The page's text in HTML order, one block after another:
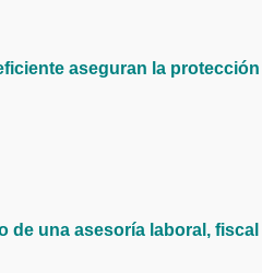
aseguran la protección
de una asesoría laboral, fiscal